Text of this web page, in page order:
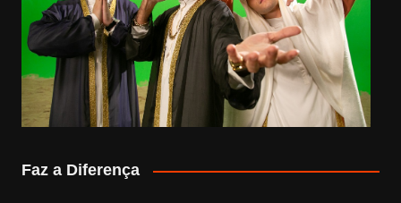
Faz a Diferença